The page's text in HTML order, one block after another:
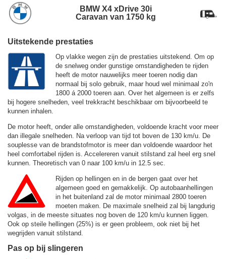
BMW X4 xDrive 30i
Caravan van 1750 kg
Uitstekende prestaties
Op vlakke wegen zijn de prestaties uitstekend. Om op
de snelweg onder gunstige omstandigheden te rijden
heeft de motor nauwelijks meer toeren nodig dan
normaal bij solo gebruik, maar houd wel minimaal zo'n
1800 á 2000 toeren aan. Over het algemeen is er zelfs
bij hogere snelheden, veel trekkracht beschikbaar om bijvoorbeeld te
kunnen inhalen.
De motor heeft, onder alle omstandigheden, voldoende kracht voor meer
dan illegale snelheden. Na verloop van tijd tot boven de 130 km/u.
De
souplesse van de brandstofmotor is meer dan voldoende waardoor het
heel comfortabel rijden is. Accelereren vanuit stilstand zal heel erg snel
kunnen. Theoretisch van 0 naar 100 km/u in 12.5 sec.
Rijden op hellingen en in de bergen gaat over het
algemeen goed en gemakkelijk. Op autobaanhellingen
in het buitenland zal de motor minimaal 2800 toeren
moeten maken. De maximale snelheid zal bij langdurig
volgas, in de meeste situates nog boven de 120 km/u kunnen liggen.
Ook op steile hellingen (25%) is er geen probleem, ook niet bij het
wegrijden vanuit stilstand.
Pas op bij slingeren